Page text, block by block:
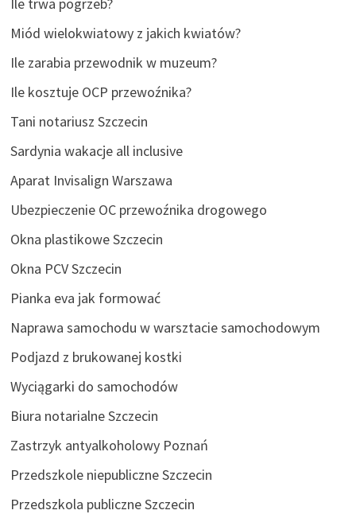
Miód wielokwiatowy z jakich kwiatów?
Ile zarabia przewodnik w muzeum?
Ile kosztuje OCP przewoźnika?
Tani notariusz Szczecin
Sardynia wakacje all inclusive
Aparat Invisalign Warszawa
Ubezpieczenie OC przewoźnika drogowego
Okna plastikowe Szczecin
Okna PCV Szczecin
Pianka eva jak formować
Naprawa samochodu w warsztacie samochodowym
Podjazd z brukowanej kostki
Wyciągarki do samochodów
Biura notarialne Szczecin
Zastrzyk antyalkoholowy Poznań
Przedszkole niepubliczne Szczecin
Przedszkola publiczne Szczecin